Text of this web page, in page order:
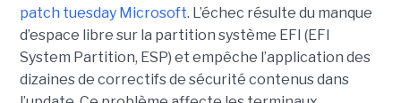
patch tuesday Microsoft. L’échec résulte du manque
d’espace libre sur la partition système EFI (EFI
System Partition, ESP) et empêche l’application des
dizaines de correctifs de sécurité contenus dans